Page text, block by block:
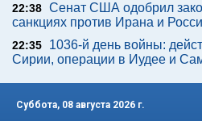
22:38 Сенат США одобрил
санкциях против Ирана и
22:35
1036-й день войны:
Сирии, операции в Иудее и
Суббота, 08 августа 2026 г.